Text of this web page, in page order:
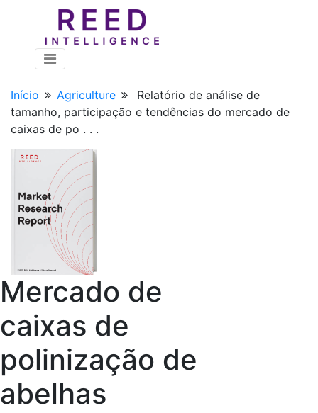
Início Agriculture
Relatório de análise de
tamanho, participação e tendências do mercado de
caixas de po . . .
Mercado de
caixas de
polinização de
abelhas